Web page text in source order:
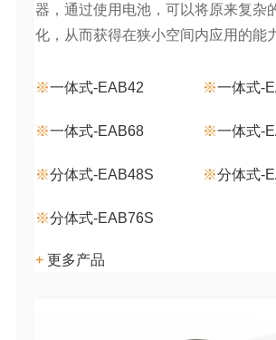
器，通过使用电池，可以将原来复杂
化，从而获得在狭小空间内应用的能
※一体式-EAB42 ※一体式-
※一体式-EAB68 ※一体式-
※分体式-EAB48S ※分体式-
※分体式-EAB76S
+更多产品